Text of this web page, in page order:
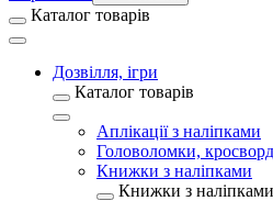
Каталог товарів
Дозвілля, ігри
Каталог товарів
Аплікації з наліпками
Головоломки,
Книжки з наліпками
Книжки з наліпками